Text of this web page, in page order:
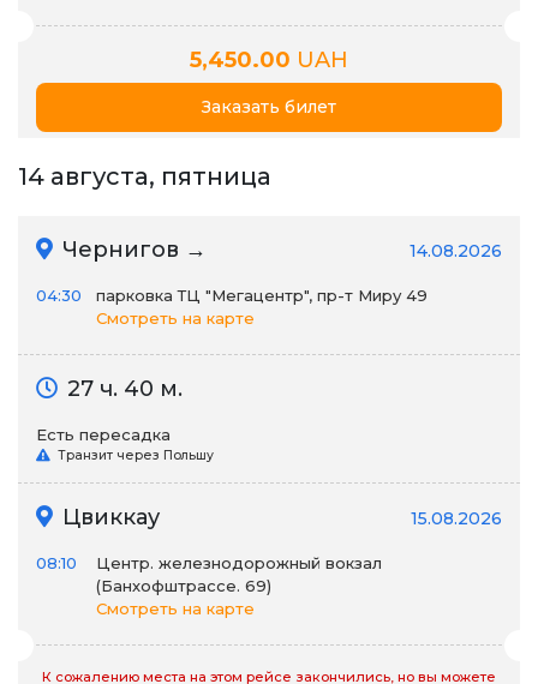
5,450.00 UAH
Заказать билет
14 августа, пятница
Чернигов → 14.08.2026
04:30
парковка ТЦ "Мегацентр", пр-т Миру 49
Смотреть на карте
27 ч. 40 м.
Есть пересадка
Транзит через Польшу
Цвиккау 15.08.2026
08:10
Центр. железнодорожный вокзал
(Банхофштрассе. 69)
Смотреть на карте
К сожалению места на этом рейсе закончились, но вы можете